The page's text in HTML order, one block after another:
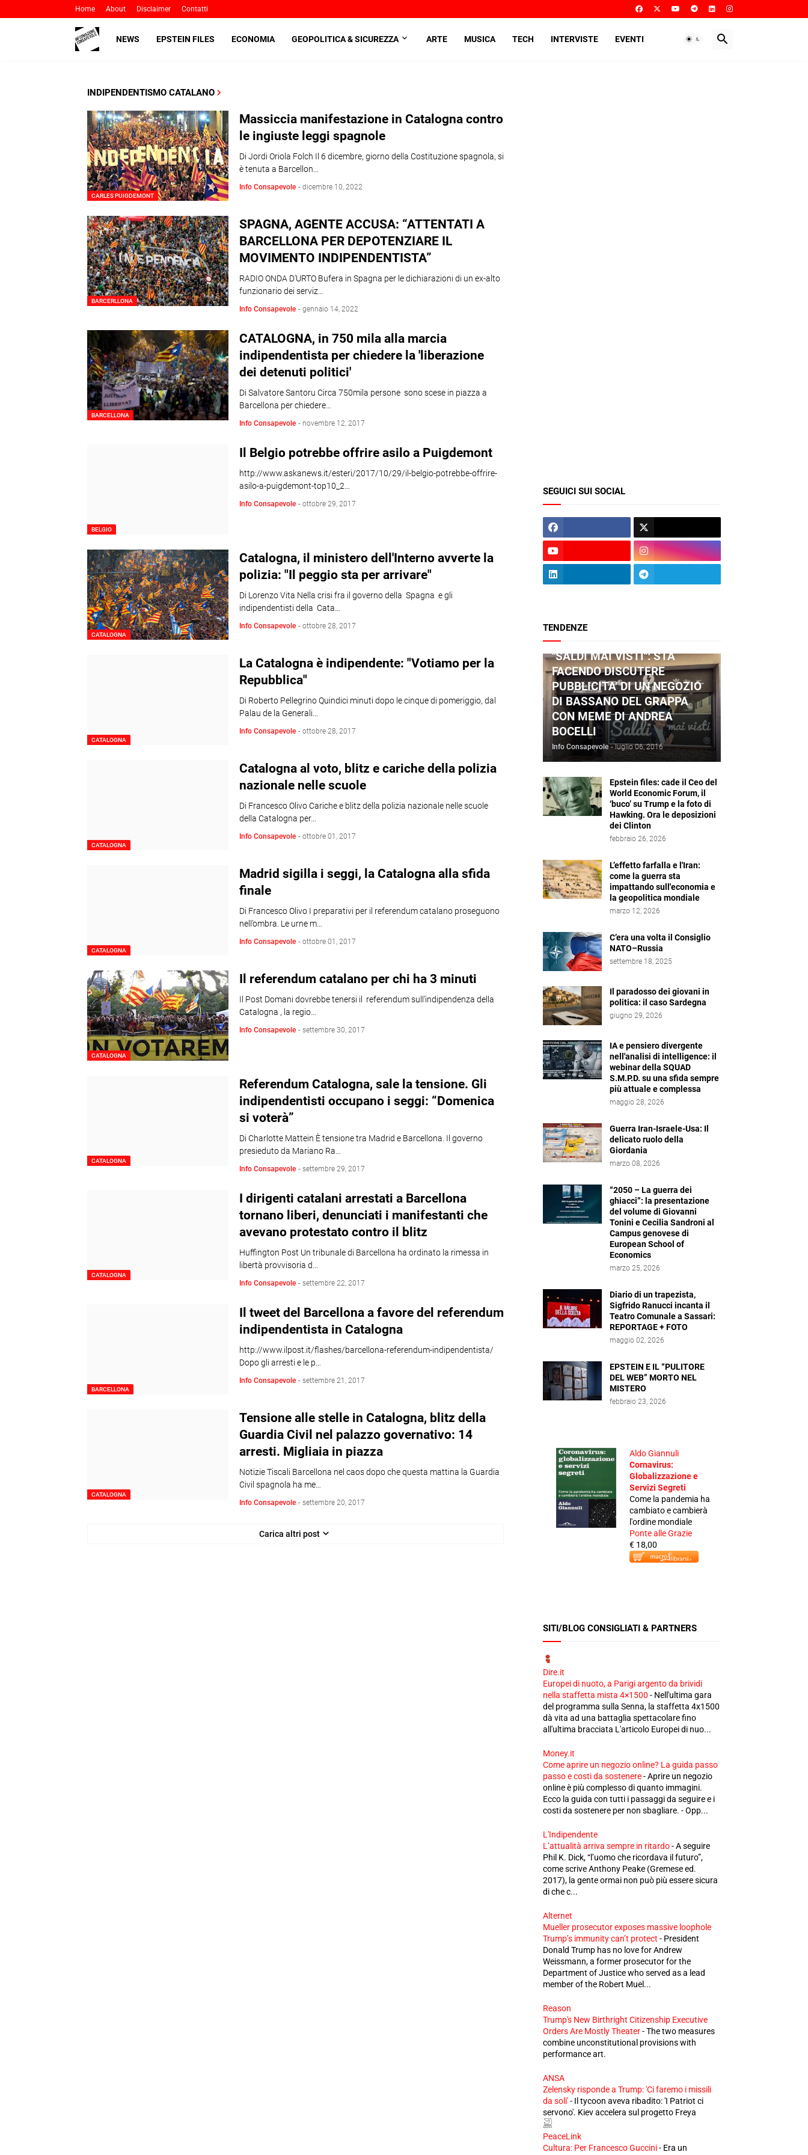
Home About Disclaimer Contatti
NEWS EPSTEIN FILES ECONOMIA GEOPOLITICA & SICUREZZA ARTE MUSICA TECH INTERVISTE EVENTI
INDIPENDENTISMO CATALANO
CARLES PUIGDEMONT
Massiccia manifestazione in Catalogna contro
le ingiuste leggi spagnole
Di Jordi Oriola Folch Il 6 dicembre, giorno della Costituzione spagnola, si
è tenuta a Barcellon…
Info Consapevole - dicembre 10, 2022
BARCERLLONA
SPAGNA, AGENTE ACCUSA: “ATTENTATI A
BARCELLONA PER DEPOTENZIARE IL
MOVIMENTO INDIPENDENTISTA”
RADIO ONDA D'URTO Bufera in Spagna per le dichiarazioni di un ex-alto
funzionario dei serviz…
Info Consapevole - gennaio 14, 2022
BARCELLONA
CATALOGNA, in 750 mila alla marcia
indipendentista per chiedere la 'liberazione
dei detenuti politici'
Di Salvatore Santoru Circa 750mila persone sono scese in piazza a
Barcellona per chiedere…
Info Consapevole - novembre 12, 2017
BELGIO
Il Belgio potrebbe offrire asilo a Puigdemont
http://www.askanews.it/esteri/2017/10/29/il-belgio-potrebbe-offrire-
asilo-a-puigdemont-top10_2…
Info Consapevole - ottobre 29, 2017
CATALOGNA
Catalogna, il ministero dell'Interno avverte la
polizia: "Il peggio sta per arrivare"
Di Lorenzo Vita Nella crisi fra il governo della Spagna e gli
indipendentisti della Cata…
Info Consapevole - ottobre 28, 2017
CATALOGNA
La Catalogna è indipendente: "Votiamo per la
Repubblica"
Di Roberto Pellegrino Quindici minuti dopo le cinque di pomeriggio, dal
Palau de la Generali…
Info Consapevole - ottobre 28, 2017
CATALOGNA
Catalogna al voto, blitz e cariche della polizia
nazionale nelle scuole
Di Francesco Olivo Cariche e blitz della polizia nazionale nelle scuole
della Catalogna per…
Info Consapevole - ottobre 01, 2017
CATALOGNA
Madrid sigilla i seggi, la Catalogna alla sfida
finale
Di Francesco Olivo I preparativi per il referendum catalano proseguono
nell’ombra. Le urne m…
Info Consapevole - ottobre 01, 2017
CATALOGNA
Il referendum catalano per chi ha 3 minuti
Il Post Domani dovrebbe tenersi il referendum sull’indipendenza della
Catalogna , la regio…
Info Consapevole - settembre 30, 2017
CATALOGNA
Referendum Catalogna, sale la tensione. Gli
indipendentisti occupano i seggi: “Domenica
si voterà”
Di Charlotte Mattein È tensione tra Madrid e Barcellona. Il governo
presieduto da Mariano Ra…
Info Consapevole - settembre 29, 2017
CATALOGNA
I dirigenti catalani arrestati a Barcellona
tornano liberi, denunciati i manifestanti che
avevano protestato contro il blitz
Huffington Post Un tribunale di Barcellona ha ordinato la rimessa in
libertà provvisoria d…
Info Consapevole - settembre 22, 2017
BARCELLONA
Il tweet del Barcellona a favore del referendum
indipendentista in Catalogna
http://www.ilpost.it/flashes/barcellona-referendum-indipendentista/
Dopo gli arresti e le p…
Info Consapevole - settembre 21, 2017
CATALOGNA
Tensione alle stelle in Catalogna, blitz della
Guardia Civil nel palazzo governativo: 14
arresti. Migliaia in piazza
Notizie Tiscali Barcellona nel caos dopo che questa mattina la Guardia
Civil spagnola ha me…
Info Consapevole - settembre 20, 2017
Carica altri post
SEGUICI SUI SOCIAL
TENDENZE
"SALDI MAI VISTI": STA
FACENDO DISCUTERE
PUBBLICITA' DI UN NEGOZIO
DI BASSANO DEL GRAPPA
CON MEME DI ANDREA
BOCELLI
Info Consapevole - luglio 06, 2016
Epstein files: cade il Ceo del
World Economic Forum, il
‘buco’ su Trump e la foto di
Hawking. Ora le deposizioni
dei Clinton
febbraio 26, 2026
L’effetto farfalla e l'Iran:
come la guerra sta
impattando sull'economia e
la geopolitica mondiale
marzo 12, 2026
C’era una volta il Consiglio
NATO–Russia
settembre 18, 2025
Il paradosso dei giovani in
politica: il caso Sardegna
giugno 29, 2026
IA e pensiero divergente
nell'analisi di intelligence: il
webinar della SQUAD
S.M.P.D. su una sfida sempre
più attuale e complessa
maggio 28, 2026
Guerra Iran-Israele-Usa: Il
delicato ruolo della
Giordania
marzo 08, 2026
“2050 – La guerra dei
ghiacci”: la presentazione
del volume di Giovanni
Tonini e Cecilia Sandroni al
Campus genovese di
European School of
Economics
marzo 25, 2026
Diario di un trapezista,
Sigfrido Ranucci incanta il
Teatro Comunale a Sassari:
REPORTAGE + FOTO
maggio 02, 2026
EPSTEIN E IL “PULITORE
DEL WEB” MORTO NEL
MISTERO
febbraio 23, 2026
Aldo Giannuli
Cornavirus:
Globalizzazione e
Servizi Segreti
Come la pandemia ha
cambiato e cambierà
l'ordine mondiale
Ponte alle Grazie
€ 18,00
SITI/BLOG CONSIGLIATI & PARTNERS
Dire.it
Europei di nuoto, a Parigi argento da brividi
nella staffetta mista 4×1500 - Nell'ultima gara
del programma sulla Senna, la staffetta 4x1500
dà vita ad una battaglia spettacolare fino
all'ultima bracciata L'articolo Europei di nuo...
Money.it
Come aprire un negozio online? La guida passo
passo e costi da sostenere-Aprire un negozio
online è più complesso di quanto immagini.
Ecco la guida con tutti i passaggi da seguire e i
costi da sostenere per non sbagliare. - Opp...
L'Indipendente
L’attualità arriva sempre in ritardo-A seguire
Phil K. Dick, “l’uomo che ricordava il futuro”,
come scrive Anthony Peake (Gremese ed.
2017), la gente ormai non può più essere sicura
di che c...
Alternet
Mueller prosecutor exposes massive loophole
Trump’s immunity can’t protect - President
Donald Trump has no love for Andrew
Weissmann, a former prosecutor for the
Department of Justice who served as a lead
member of the Robert Muel...
Reason
Trump's New Birthright Citizenship Executive
Orders Are Mostly Theater-The two measures
combine unconstitutional provisions with
performance art.
ANSA
Zelensky risponde a Trump: 'Ci faremo i missili
da soli'- Il tycoon aveva ribadito: 'I Patriot ci
servono'. Kiev accelera sul progetto Freya
PeaceLink
Cultura: Per Francesco Guccini- Era un